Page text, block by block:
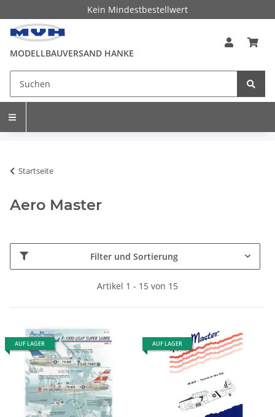
Kein Mindestbestellwert
MODELLBAUVERSAND HANKE
Startseite
Aero Master
Filter und Sortierung
Artikel 1 - 15 von 15
AUF LAGER AUF LAGER